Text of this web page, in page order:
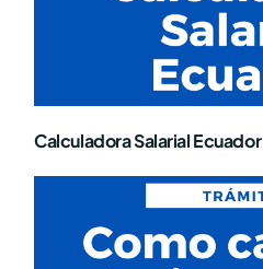
Calculadora Salarial Ecuador